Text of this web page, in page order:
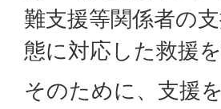
難支援等関係者の
態に対応した救援
そのために、支援